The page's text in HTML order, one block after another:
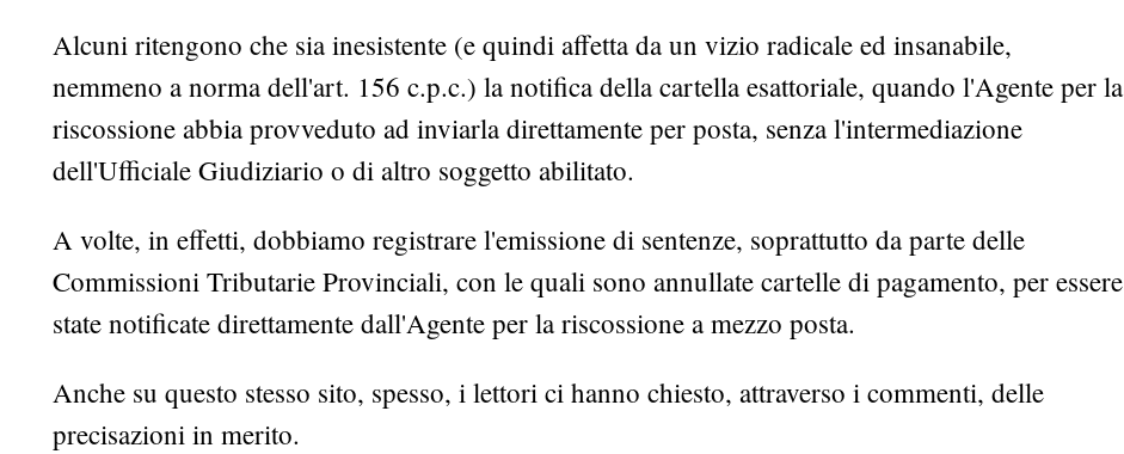
Alcuni ritengono che sia inesistente (e quindi affetta da un vizio radicale ed insanabile,
nemmeno a norma dell'art. 156 c.p.c.) la notifica della cartella esattoriale, quando l'Agente per la
riscossione abbia provveduto ad inviarla direttamente per posta, senza l'intermediazione
dell'Ufficiale Giudiziario o di altro soggetto abilitato.
A volte, in effetti, dobbiamo registrare l'emissione di sentenze, soprattutto da parte delle
Commissioni Tributarie Provinciali, con le quali sono annullate cartelle di pagamento, per essere
state notificate direttamente dall'Agente per la riscossione a mezzo posta.
Anche su questo stesso sito, spesso, i lettori ci hanno chiesto, attraverso i commenti, delle
precisazioni in merito.